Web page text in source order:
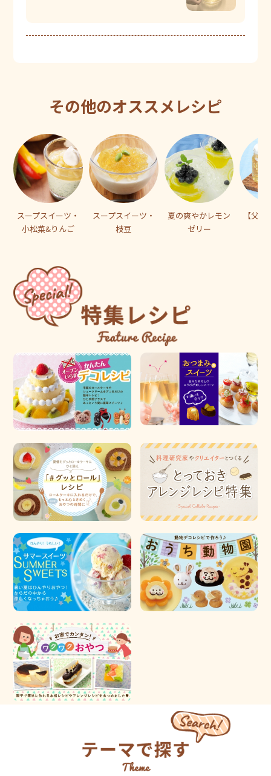
その他のオススメレシピ
スープスイーツ・
小松菜&りんご
スープスイーツ・
枝豆
夏の爽やかレモン
ゼリー
【父